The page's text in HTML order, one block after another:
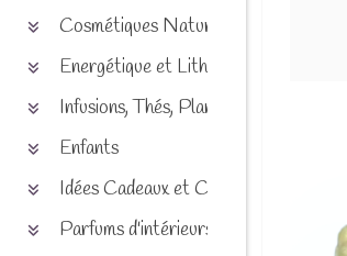
Cosmétiques Naturels
Energétique et Lithothérapie
Infusions, Thés, Plantes et produits
Enfants
Idées Cadeaux et Chèques
Parfums d'intérieurs